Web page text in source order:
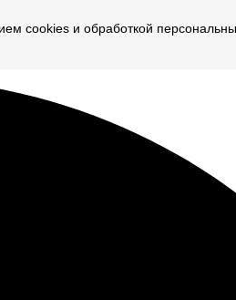
cookies и обработкой